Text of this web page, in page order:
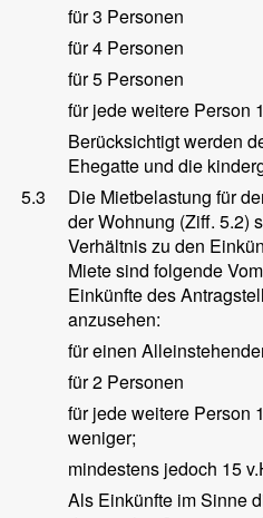
für 3 Personen
für 4 Personen
für 5 Personen
für jede weitere Person
Berücksichtigt werden
Ehegatte und die
5.3
Die Mietbelastung für
der Wohnung (Ziff. 5.2)
Verhältnis zu den
Miete sind folgende
Einkünfte des
anzusehen:
für einen
für 2 Personen
für jede weitere Person
weniger;
mindestens jedoch 15
Als Einkünfte im Sinne